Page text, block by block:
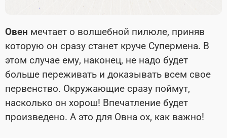
Овен мечтает о волшебной пилюле, приняв
которую он сразу станет круче Супермена. В
этом случае ему, наконец, не надо будет
больше переживать и доказывать всем свое
первенство. Окружающие сразу поймут,
насколько он хорош! Впечатление будет
произведено. А это для Овна ох, как важно!